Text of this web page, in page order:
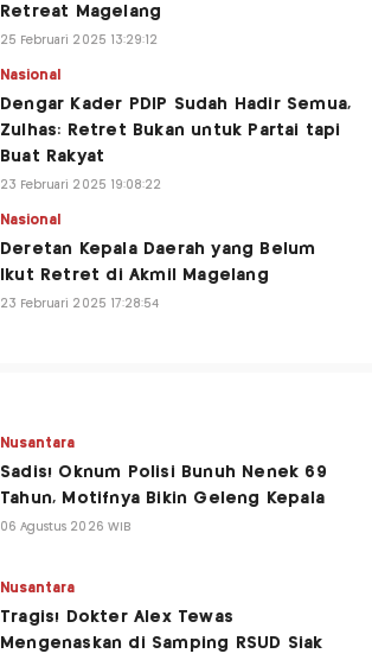
Retreat Magelang
25 Februari 2025 13:29:12
Nasional
Dengar Kader PDIP Sudah Hadir Semua,
Zulhas: Retret Bukan untuk Partai tapi
Buat Rakyat
23 Februari 2025 19:08:22
Nasional
Deretan Kepala Daerah yang Belum
Ikut Retret di Akmil Magelang
23 Februari 2025 17:28:54
Nusantara
Sadis! Oknum Polisi Bunuh Nenek 69
Tahun, Motifnya Bikin Geleng Kepala
06 Agustus 2026 WIB
Nusantara
Tragis! Dokter Alex Tewas
Mengenaskan di Samping RSUD Siak